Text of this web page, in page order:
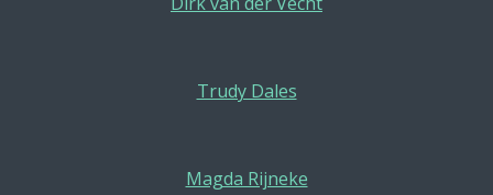
Trudy Dales
Magda Rijneke